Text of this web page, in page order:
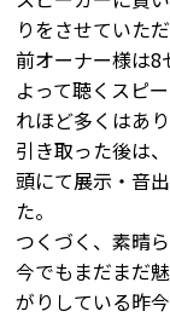
りをさせていた
前オーナー様は8
よって聴くスピ
れほど多くはあり
引き取った後は
頭にて展示・音
た。
つくづく、素晴
今でもまだまだ
がりしている昨